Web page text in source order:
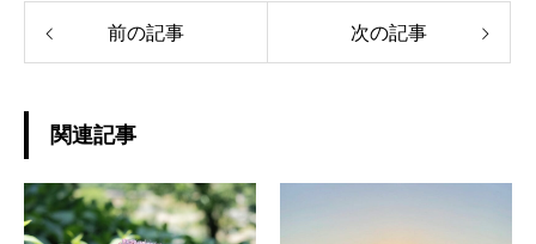
前の記事 次の記事
関連記事